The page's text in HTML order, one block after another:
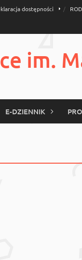
dostępności
im.
E-DZIENNIK